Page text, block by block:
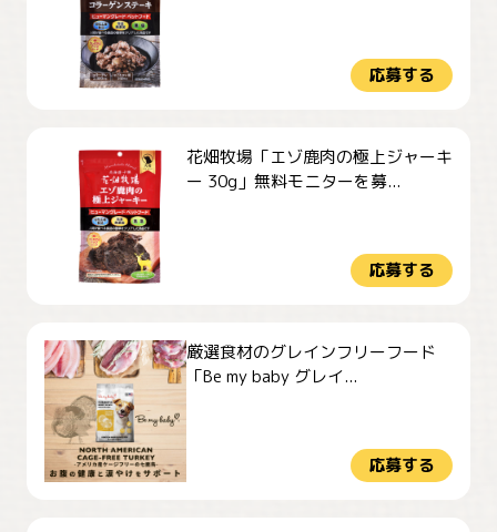
応募する
花畑牧場「エゾ鹿肉の極上ジャーキ
ー 30g」無料モニターを募...
応募する
厳選食材のグレインフリーフード
「Be my baby グレイ...
応募する